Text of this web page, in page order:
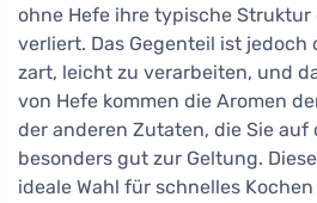
ohne Hefe ihre typische Struktur
verliert. Das Gegenteil ist jedoch
zart, leicht zu verarbeiten, und
von Hefe kommen die Aromen
der anderen Zutaten, die Sie auf
besonders gut zur Geltung.
ideale Wahl für schnelles